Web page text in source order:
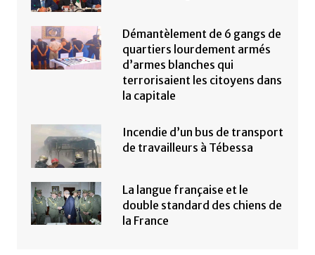
Démantèlement de 6 gangs de
quartiers lourdement armés
d’armes blanches qui
terrorisaient les citoyens dans
la capitale
Incendie d’un bus de transport
de travailleurs à Tébessa
La langue française et le
double standard des chiens de
la France